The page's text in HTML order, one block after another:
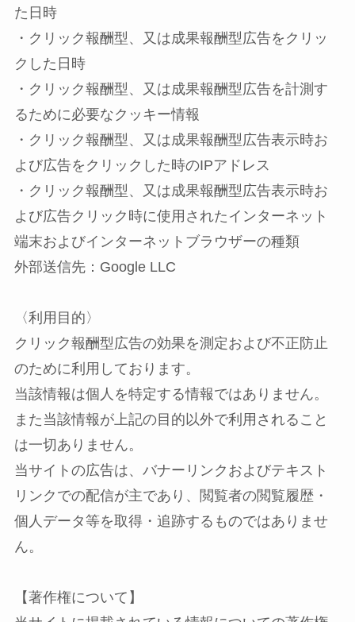
た日時
・クリック報酬型、又は成果報酬型広告をクリッ
クした日時
・クリック報酬型、又は成果報酬型広告を計測す
るために必要なクッキー情報
・クリック報酬型、又は成果報酬型広告表示時お
よび広告をクリックした時のIPアドレス
・クリック報酬型、又は成果報酬型広告表示時お
よび広告クリック時に使用されたインターネット
端末およびインターネットブラウザーの種類
外部送信先：Google LLC
〈利用目的〉
クリック報酬型広告の効果を測定および不正防止
のために利用しております。
当該情報は個人を特定する情報ではありません。
また当該情報が上記の目的以外で利用されること
は一切ありません。
当サイトの広告は、バナーリンクおよびテキスト
リンクでの配信が主であり、閲覧者の閲覧履歴・
個人データ等を取得・追跡するものではありませ
ん。
【著作権について】